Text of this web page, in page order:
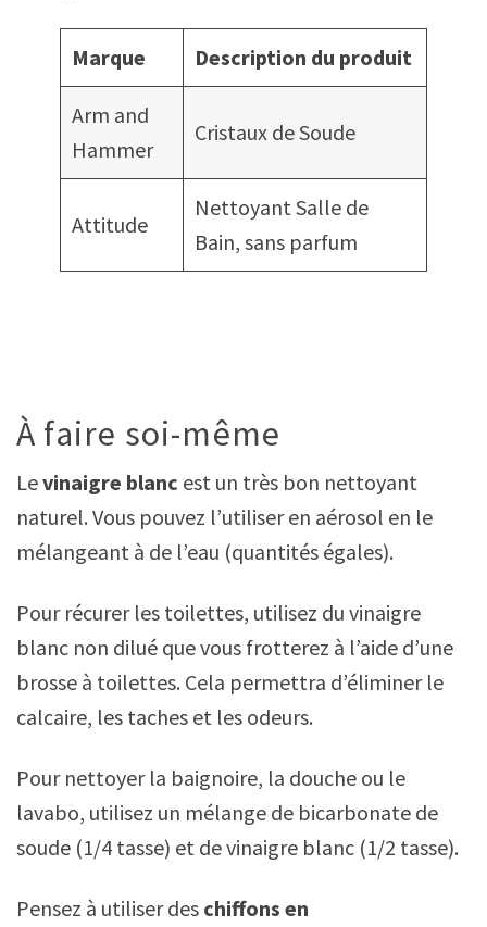
Marque Description du produit
Arm and
Hammer
Cristaux de Soude
Attitude
Nettoyant Salle de
Bain, sans parfum
À faire soi-même
Levinaigre blanc est un très bon nettoyant
naturel. Vous pouvez l’utiliser en aérosol en le
mélangeant à de l’eau (quantités égales).
Pour récurer les toilettes, utilisez du vinaigre
blanc non dilué que vous frotterez à l’aide d’une
brosse à toilettes. Cela permettra d’éliminer le
calcaire, les taches et les odeurs.
Pour nettoyer la baignoire, la douche ou le
lavabo, utilisez un mélange de bicarbonate de
soude (1/4 tasse) et de vinaigre blanc (1/2 tasse).
Pensez à utiliser des chiffons en